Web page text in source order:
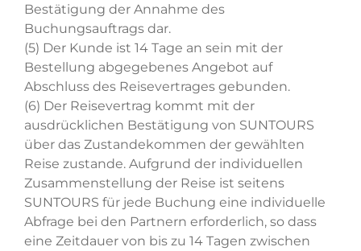
Bestätigung der Annahme des
Buchungsauftrags dar.
(5) Der Kunde ist 14 Tage an sein mit der
Bestellung abgegebenes Angebot auf
Abschluss des Reisevertrages gebunden.
(6) Der Reisevertrag kommt mit der
ausdrücklichen Bestätigung von SUNTOURS
über das Zustandekommen der gewählten
Reise zustande. Aufgrund der individuellen
Zusammenstellung der Reise ist seitens
SUNTOURS für jede Buchung eine individuelle
Abfrage bei den Partnern erforderlich, so dass
eine Zeitdauer von bis zu 14 Tagen zwischen